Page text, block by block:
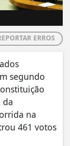
ERROS
segundo
da
na
461 votos